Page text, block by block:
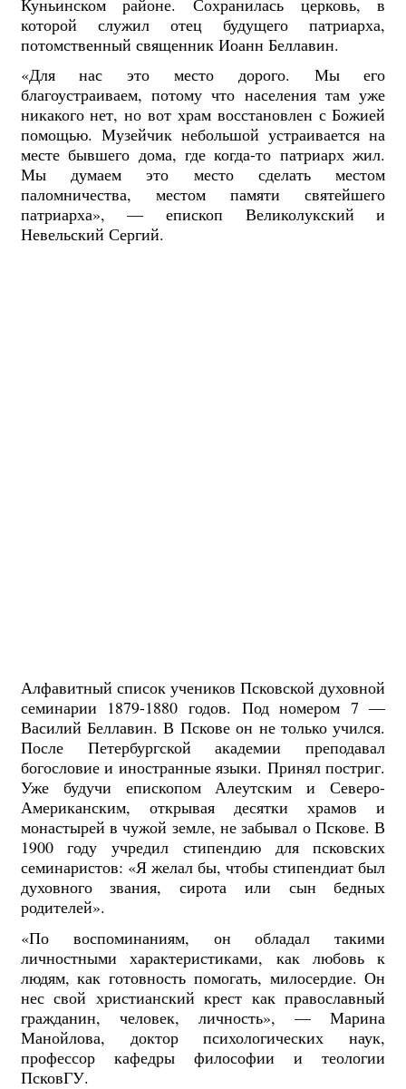
которой служил отец будущего патриарха,
потомственный священник Иоанн Беллавин.
«Для нас это место дорого. Мы его
благоустраиваем, потому что населения там уже
никакого нет, но вот храм восстановлен с Божией
помощью. Музейчик небольшой устраивается на
месте бывшего дома, где когда-то патриарх жил.
Мы думаем это место сделать местом
паломничества, местом памяти святейшего
патриарха», — епископ Великолукский и
Невельский Сергий.
Алфавитный список учеников Псковской духовной
семинарии 1879-1880 годов. Под номером 7 —
Василий Беллавин. В Пскове он не только учился.
После Петербургской академии преподавал
богословие и иностранные языки. Принял постриг.
Уже будучи епископом Алеутским и Северо-
Американским, открывая десятки храмов и
монастырей в чужой земле, не забывал о Пскове. В
1900 году учредил стипендию для псковских
семинаристов: «Я желал бы, чтобы стипендиат был
духовного звания, сирота или сын бедных
родителей».
«По воспоминаниям, он обладал такими
личностными характеристиками, как любовь к
людям, как готовность помогать, милосердие. Он
нес свой христианский крест как православный
гражданин, человек, личность», — Марина
Манойлова, доктор психологических наук,
профессор кафедры философии и теологии
ПсковГУ.